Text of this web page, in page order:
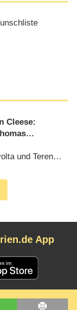
Cleese:
und Terence
App